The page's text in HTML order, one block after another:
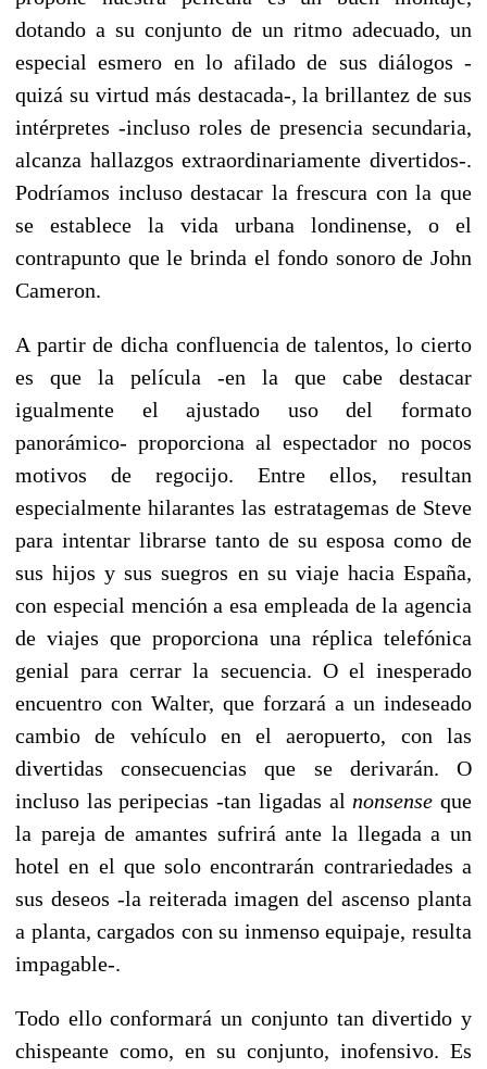
dotando a su conjunto de un ritmo adecuado, un
especial esmero en lo afilado de sus diálogos -
quizá su virtud más destacada-, la brillantez de sus
intérpretes -incluso roles de presencia secundaria,
alcanza hallazgos extraordinariamente divertidos-.
Podríamos incluso destacar la frescura con la que
se establece la vida urbana londinense, o el
contrapunto que le brinda el fondo sonoro de John
Cameron.
A partir de dicha confluencia de talentos, lo cierto
es que la película -en la que cabe destacar
igualmente el ajustado uso del formato
panorámico- proporciona al espectador no pocos
motivos de regocijo. Entre ellos, resultan
especialmente hilarantes las estratagemas de Steve
para intentar librarse tanto de su esposa como de
sus hijos y sus suegros en su viaje hacia España,
con especial mención a esa empleada de la agencia
de viajes que proporciona una réplica telefónica
genial para cerrar la secuencia. O el inesperado
encuentro con Walter, que forzará a un indeseado
cambio de vehículo en el aeropuerto, con las
divertidas consecuencias que se derivarán. O
incluso las peripecias -tan ligadas al nonsense que
la pareja de amantes sufrirá ante la llegada a un
hotel en el que solo encontrarán contrariedades a
sus deseos -la reiterada imagen del ascenso planta
a planta, cargados con su inmenso equipaje, resulta
impagable-.
Todo ello conformará un conjunto tan divertido y
chispeante como, en su conjunto, inofensivo. Es